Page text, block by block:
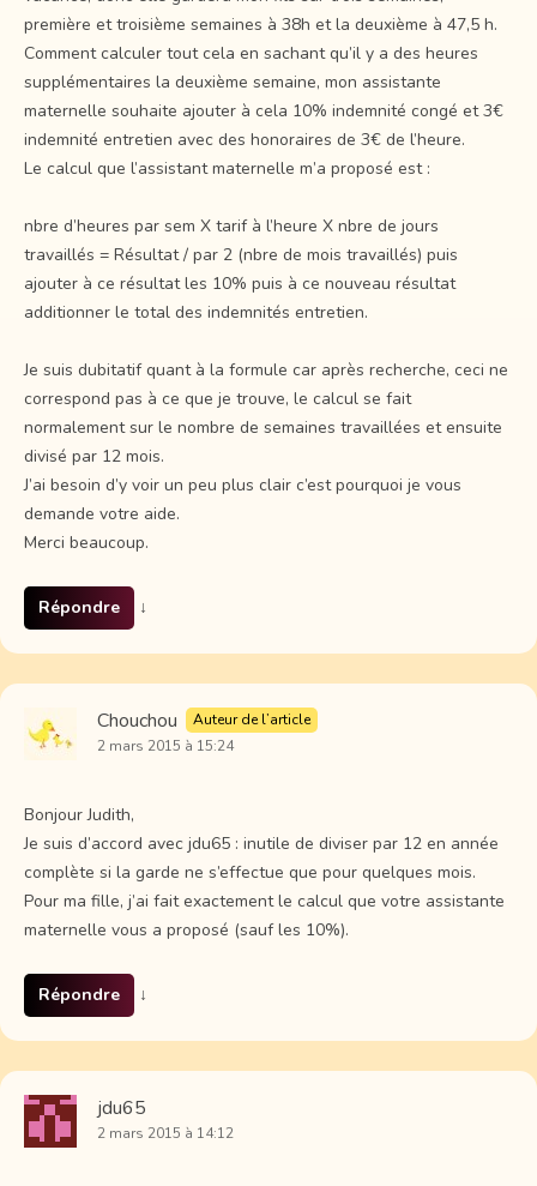
première et troisième semaines à 38h et la deuxième à 47,5 h.
Comment calculer tout cela en sachant qu’il y a des heures
supplémentaires la deuxième semaine, mon assistante
maternelle souhaite ajouter à cela 10% indemnité congé et 3€
indemnité entretien avec des honoraires de 3€ de l’heure.
Le calcul que l’assistant maternelle m’a proposé est :
nbre d’heures par sem X tarif à l’heure X nbre de jours
travaillés = Résultat / par 2 (nbre de mois travaillés) puis
ajouter à ce résultat les 10% puis à ce nouveau résultat
additionner le total des indemnités entretien.
Je suis dubitatif quant à la formule car après recherche, ceci ne
correspond pas à ce que je trouve, le calcul se fait
normalement sur le nombre de semaines travaillées et ensuite
divisé par 12 mois.
J’ai besoin d’y voir un peu plus clair c’est pourquoi je vous
demande votre aide.
Merci beaucoup.
Répondre ↓
Chouchou
Auteur de l’article
2 mars 2015 à 15:24
Bonjour Judith,
Je suis d’accord avec jdu65 : inutile de diviser par 12 en année
complète si la garde ne s’effectue que pour quelques mois.
Pour ma fille, j’ai fait exactement le calcul que votre assistante
maternelle vous a proposé (sauf les 10%).
Répondre ↓
jdu65
2 mars 2015 à 14:12